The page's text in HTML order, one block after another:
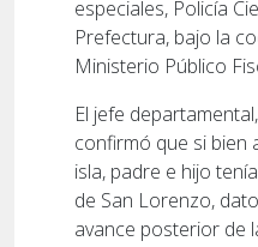
especiales, Policía
Prefectura, bajo la
Ministerio Público
El jefe
confirmó que si bien
isla, padre e hijo
de San Lorenzo,
avance posterior de